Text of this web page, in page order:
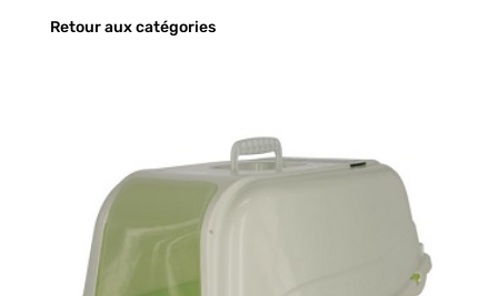
Retour aux catégories